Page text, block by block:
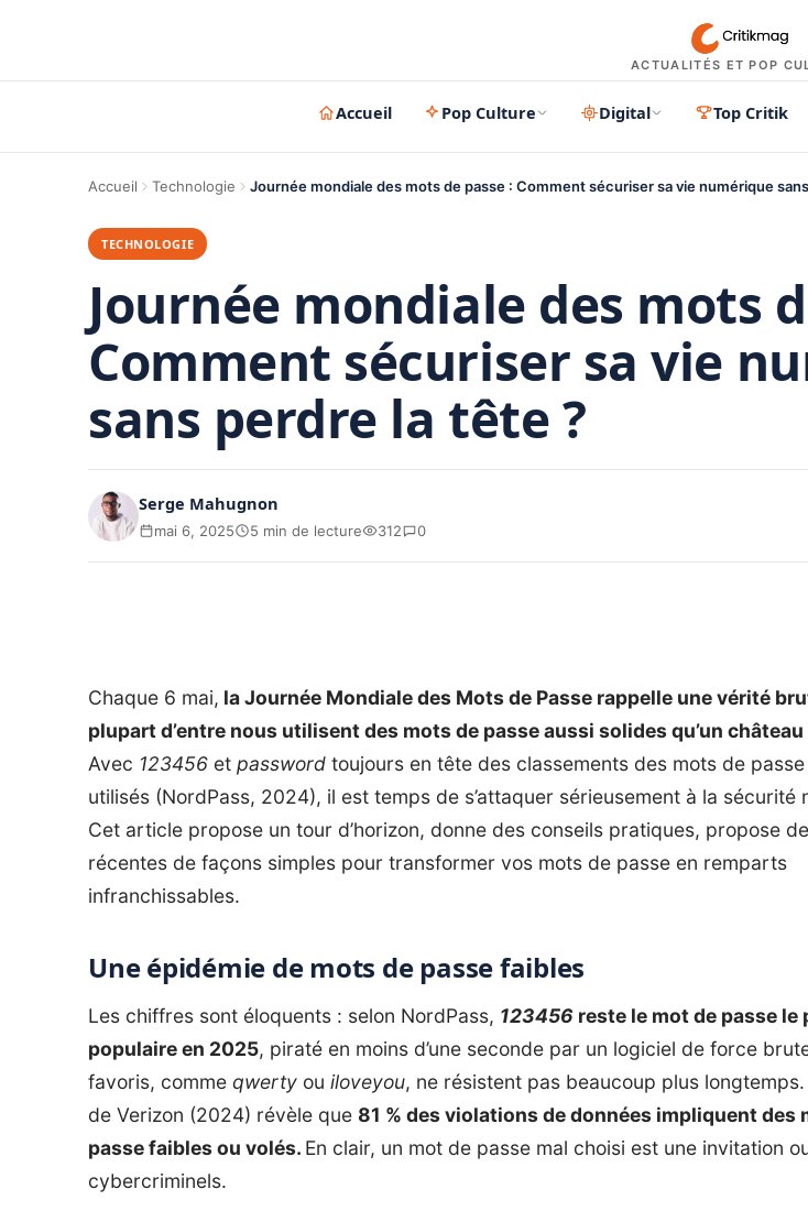
ACTUALITÉS ET POP
Accueil Pop Culture Digital Top Critik
Accueil Technologie Journée mondiale des mots de passe : Comment sécuriser sa vie numérique
TECHNOLOGIE
Journée mondiale des mots
Comment sécuriser sa vie
sans perdre la tête ?
Serge Mahugnon
mai 6, 2025 5 min de lecture 312 0
Chaque 6 mai, la Journée Mondiale des Mots de Passe rappelle une vérité
plupart d’entre nous utilisent des mots de passe aussi solides qu’un
Avec 123456 et password toujours en tête des classements des mots de
utilisés (NordPass, 2024), il est temps de s’attaquer sérieusement à la sécurité
Cet article propose un tour d’horizon, donne des conseils pratiques, propose
récentes de façons simples pour transformer vos mots de passe en remparts
infranchissables.
Une épidémie de mots de passe faibles
Les chiffres sont éloquents : selon NordPass, 123456 reste le mot de passe le
populaire en 2025, piraté en moins d’une seconde par un logiciel de force
favoris, comme qwerty ou iloveyou, ne résistent pas beaucoup plus
de Verizon (2024) révèle que 81 % des violations de données impliquent des
passe faibles ou volés. En clair, un mot de passe mal choisi est une invitation
cybercriminels.